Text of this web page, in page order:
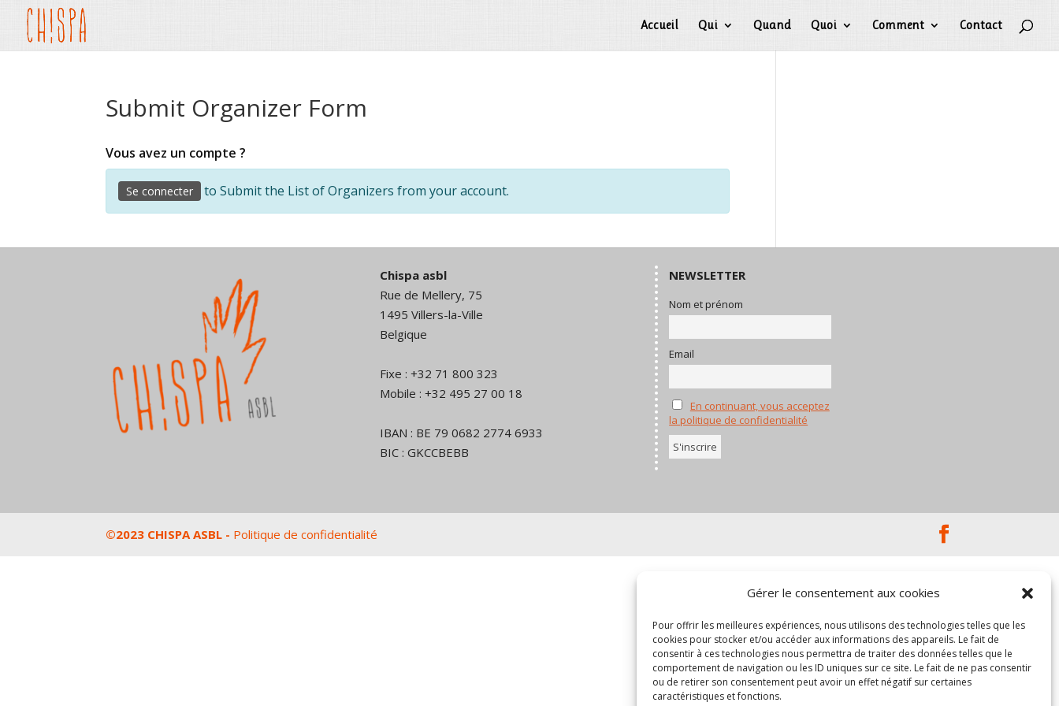
Gérer le consentement aux cookies
Pour offrir les meilleures expériences, nous utilisons des technologies telles que les
cookies pour stocker et/ou accéder aux informations des appareils. Le fait de
consentir à ces technologies nous permettra de traiter des données telles que le
comportement de navigation ou les ID uniques sur ce site. Le fait de ne pas consentir
ou de retirer son consentement peut avoir un effet négatif sur certaines
caractéristiques et fonctions.
Accueil Qui Quand Quoi Comment Contact
Submit Organizer Form
Vous avez un compte ?
Se connecter to Submit the List of Organizers from your account.
Chispa asbl
Rue de Mellery, 75
1495 Villers-la-Ville
Belgique
Fixe : +32 71 800 323
Mobile : +32 495 27 00 18
IBAN : BE 79 0682 2774 6933
BIC : GKCCBEBB
NEWSLETTER
Nom et prénom
Email
En continuant, vous acceptez
la politique de confidentialité
©2023 CHISPA ASBL - Politique de confidentialité